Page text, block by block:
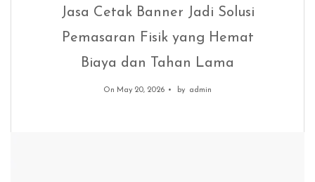
Jasa Cetak Banner Jadi Solusi
Pemasaran Fisik yang Hemat
Biaya dan Tahan Lama
On May 20, 2026 by admin